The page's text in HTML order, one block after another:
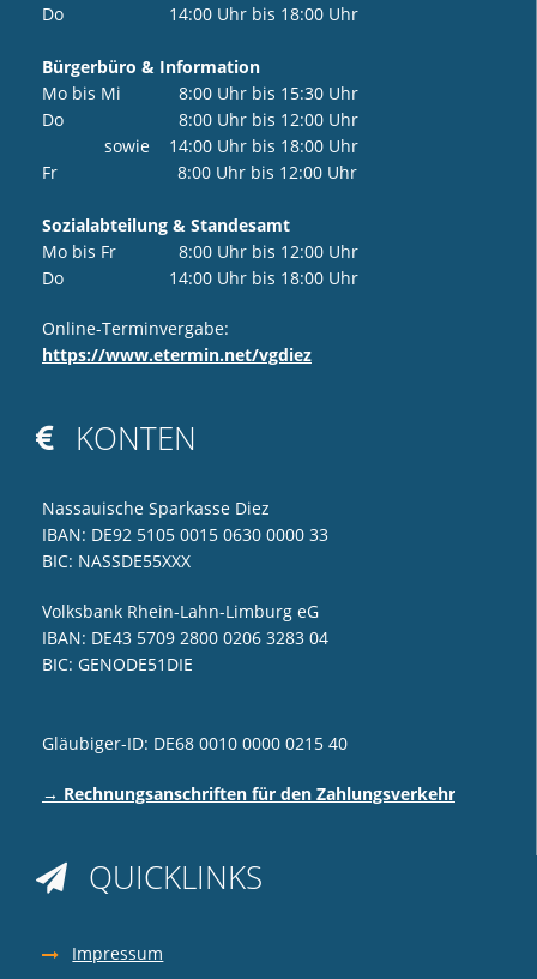
Do 14:00 Uhr bis 18:00 Uhr
Bürgerbüro & Information
Mo bis Mi 8:00 Uhr bis 15:30 Uhr
Do 8:00 Uhr bis 12:00 Uhr
sowie 14:00 Uhr bis 18:00 Uhr
Fr 8:00 Uhr bis 12:00 Uhr
Sozialabteilung & Standesamt
Mo bis Fr 8:00 Uhr bis 12:00 Uhr
Do 14:00 Uhr bis 18:00 Uhr
Online-Terminvergabe:
https://www.etermin.net/vgdiez
 KONTEN
Nassauische Sparkasse Diez
IBAN: DE92 5105 0015 0630 0000 33
BIC: NASSDE55XXX
Volksbank Rhein-Lahn-Limburg eG
IBAN: DE43 5709 2800 0206 3283 04
BIC: GENODE51DIE
Gläubiger-ID: DE68 0010 0000 0215 40
→ Rechnungsanschriften für den Zahlungsverkehr
 QUICKLINKS
Impressum